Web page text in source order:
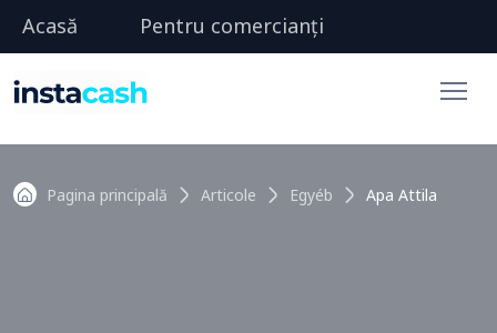
Acasă Pentru comercianți
Pagina principală Articole Egyéb Apa Attila